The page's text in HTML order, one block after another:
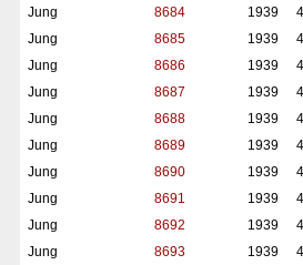
Jung
8684 1939
Jung
8685 1939
Jung
8686 1939
Jung
8687 1939
Jung
8688 1939
Jung
8689 1939
Jung
8690 1939
Jung
8691 1939
Jung
8692 1939
Jung
8693 1939